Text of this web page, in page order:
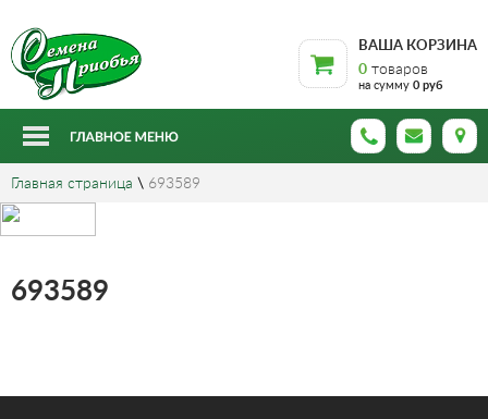
ВАША КОРЗИНА
0 товаров
на сумму 0 руб
Главная страница \ 693589
693589